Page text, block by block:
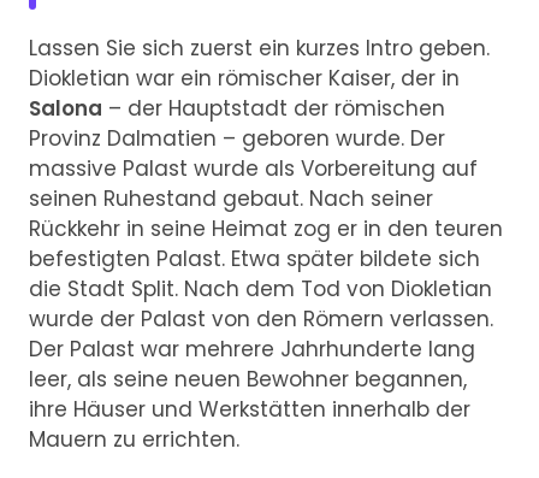
Lassen Sie sich zuerst ein kurzes Intro geben.
Diokletian war ein römischer Kaiser, der in
Salona – der Hauptstadt der römischen
Provinz Dalmatien – geboren wurde. Der
massive Palast wurde als Vorbereitung auf
seinen Ruhestand gebaut. Nach seiner
Rückkehr in seine Heimat zog er in den teuren
befestigten Palast. Etwa später bildete sich
die Stadt Split. Nach dem Tod von Diokletian
wurde der Palast von den Römern verlassen.
Der Palast war mehrere Jahrhunderte lang
leer, als seine neuen Bewohner begannen,
ihre Häuser und Werkstätten innerhalb der
Mauern zu errichten.